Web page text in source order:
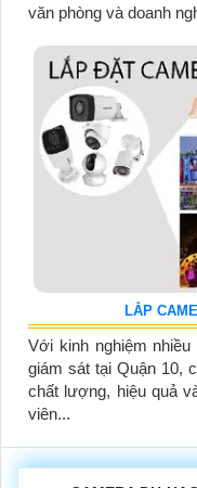
văn phòng và doanh
LẮP
Với kinh nghiệm
giám sát tại Quận 10,
chất lượng, hiệu quả
viên...